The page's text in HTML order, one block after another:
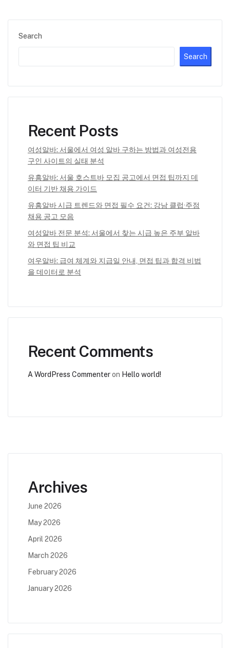
Search
Search
Recent Posts
여성알바: 서울에서 여성 알바 구하는 방법과 여성전용
구인 사이트의 실태 분석
유흥알바: 서울 호스트바 모집 공고에서 면접 팁까지 데
이터 기반 채용 가이드
유흥알바 시급 트렌드와 면접 필수 요건: 강남 클럽·주점
채용 공고 모음
여성알바 전문 분석: 서울에서 찾는 시급 높은 주부 알바
와 면접 팁 비교
여우알바: 급여 체계와 지급일 안내, 면접 팁과 합격 비법
을 데이터로 분석
Recent Comments
A WordPress Commenteron Hello world!
Archives
June 2026
May 2026
April 2026
March 2026
February 2026
January 2026